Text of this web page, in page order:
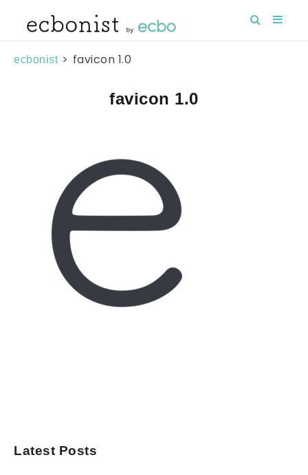
ecbonist > favicon 1.0
favicon 1.0
Latest Posts